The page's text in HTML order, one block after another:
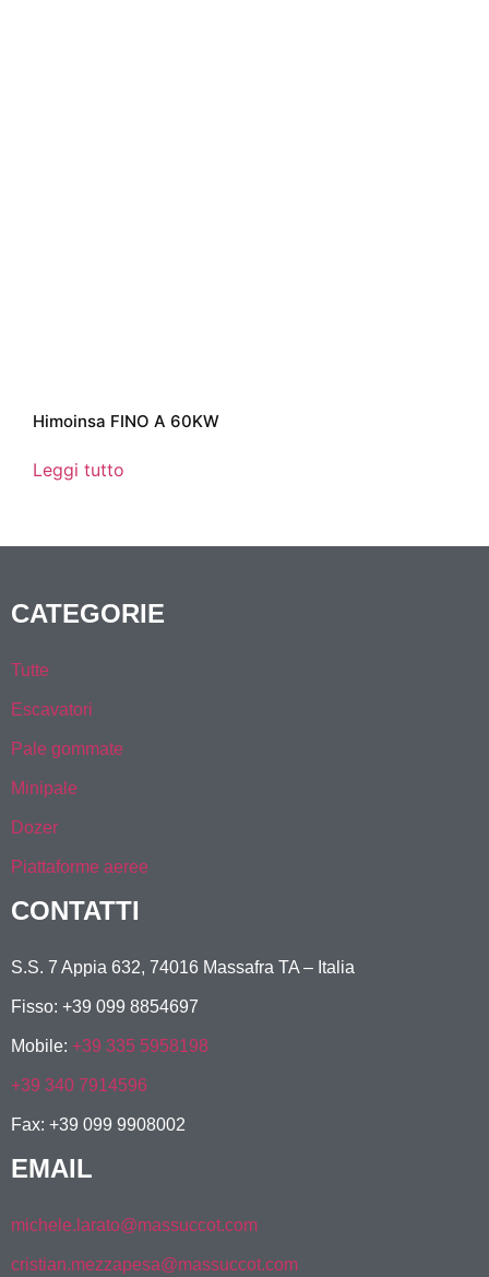
Himoinsa FINO A 60KW
Leggi tutto
CATEGORIE
Tutte
Escavatori
Pale gommate
Minipale
Dozer
Piattaforme aeree
CONTATTI
S.S. 7 Appia 632, 74016 Massafra TA – Italia
Fisso: +39 099 8854697
Mobile: +39 335 5958198
+39 340 7914596
Fax: +39 099 9908002
EMAIL
michele.larato@massuccot.com
cristian.mezzapesa@massuccot.com